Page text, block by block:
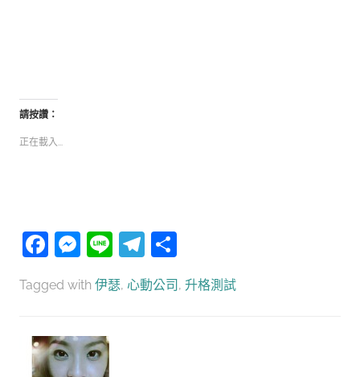
請按讚：
正在載入...
Facebook
Messenger
LineTelegram
Tagged with 伊瑟, 心動公司 , 升格測試